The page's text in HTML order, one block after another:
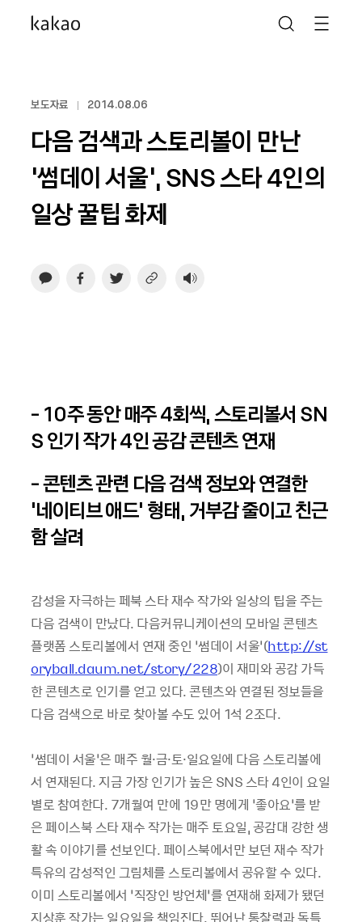
보도자료 2014.08.06
다음 검색과 스토리볼이 만난
'썸데이 서울', SNS 스타 4인의
일상 꿀팁 화제
- 10주 동안 매주 4회씩, 스토리볼서 SN
S 인기 작가 4인 공감 콘텐츠 연재
- 콘텐츠 관련 다음 검색 정보와 연결한
‘네이티브 애드’ 형태, 거부감 줄이고 친근
함 살려
감성을 자극하는 페북 스타 재수 작가와 일상의 팁을 주는
다음 검색이 만났다. 다음커뮤니케이션의 모바일 콘텐츠
플랫폼 스토리볼에서 연재 중인 ‘썸데이 서울’(http://st
oryball.daum.net/story/228)이 재미와 공감 가득
한 콘텐츠로 인기를 얻고 있다. 콘텐츠와 연결된 정보들을
다음 검색으로 바로 찾아볼 수도 있어 1석 2조다.
‘썸데이 서울’은 매주 월·금·토·일요일에 다음 스토리볼에
서 연재된다. 지금 가장 인기가 높은 SNS 스타 4인이 요일
별로 참여한다. 7개월여 만에 19만 명에게 ‘좋아요’를 받
은 페이스북 스타 재수 작가는 매주 토요일, 공감대 강한 생
활 속 이야기를 선보인다. 페이스북에서만 보던 재수 작가
특유의 감성적인 그림체를 스토리볼에서 공유할 수 있다.
이미 스토리볼에서 ‘직장인 방언체’를 연재해 화제가 됐던
지상훈 작가는 일요일을 책임진다. 뛰어난 통찰력과 독특